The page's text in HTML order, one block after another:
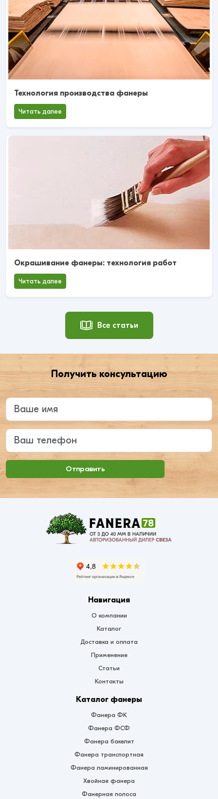
Технология производства фанеры
Читать далее
Окрашивание фанеры: технология работ
Читать далее
Все статьи
Получить консультацию
Введите ваше имя
Ваш телефон
Отправить
Навигация
О компании
Каталог
Доставка и оплата
Применение
Статьи
Контакты
Каталог фанеры
Фанера ФК
Фанера ФСФ
Фанера бакелит
Фанера транспортная
Фанера ламинированная
Хвойная фанера
Фанерная полоса